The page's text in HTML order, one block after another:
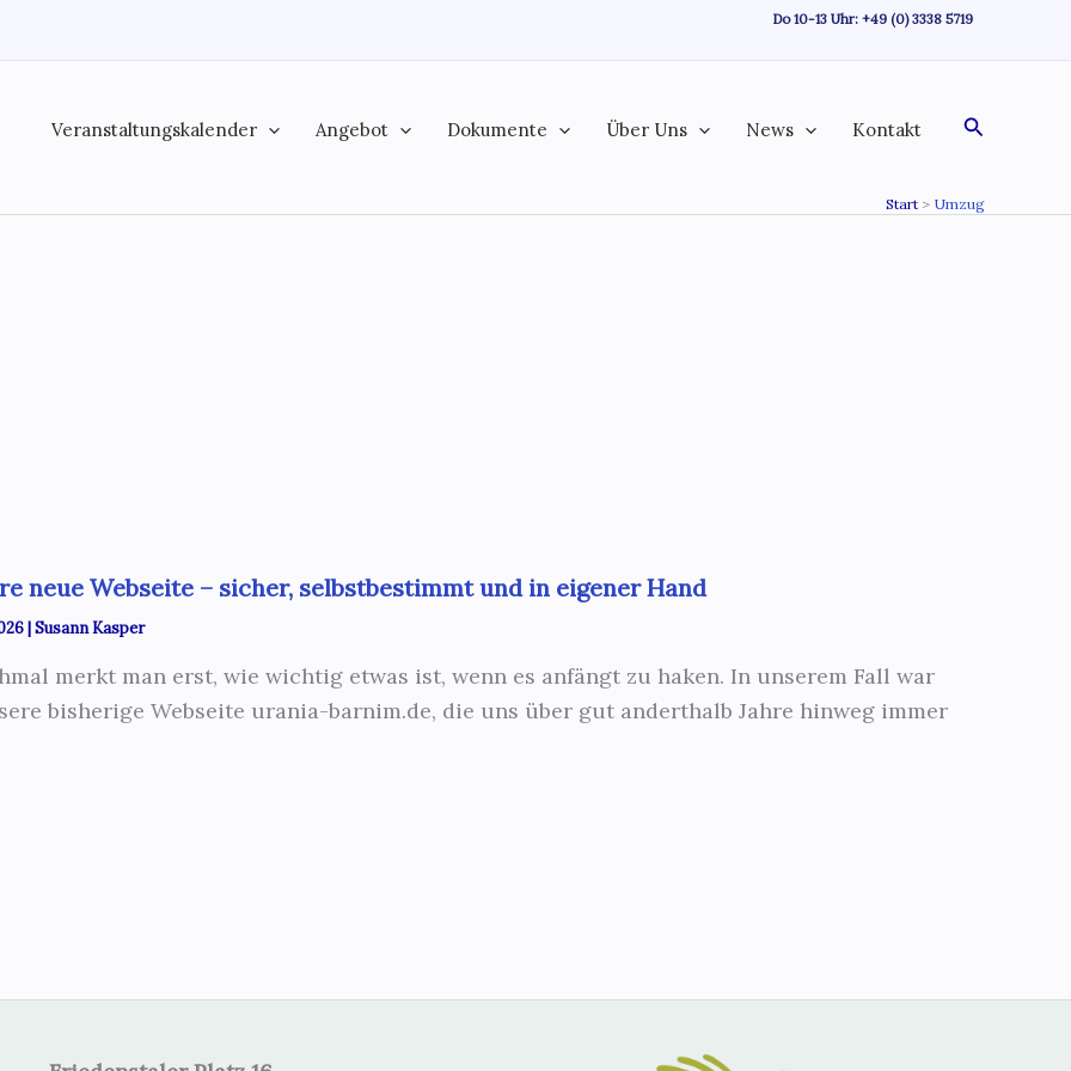
Do 10-13 Uhr: +49 (0) 3338 5719
Veranstaltungskalender Angebot Dokumente Über Uns News Kontakt Suchen
Start Umzug
neue Webseite – sicher, selbstbestimmt und in eigener Hand
|Susann Kasper
merkt man erst, wie wichtig etwas ist, wenn es anfängt zu haken. In unserem Fall war
bisherige Webseite urania-barnim.de, die uns über gut anderthalb Jahre hinweg immer